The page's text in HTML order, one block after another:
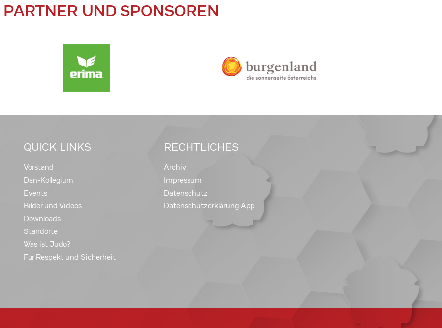
PARTNER UND SPONSOREN
QUICK LINKS
Vorstand
Dan-Kollegium
Events
Bilder und Videos
Downloads
Standorte
Was ist Judo?
Für Respekt und Sicherheit
RECHTLICHES
Archiv
Impressum
Datenschutz
Datenschutzerklärung App